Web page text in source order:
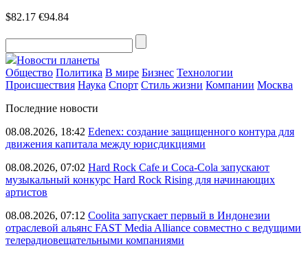
$82.17 €94.84
Новости планеты
Общество Политика В мире Бизнес Технологии
Происшествия Наука Спорт Стиль жизни Компании Москва
Последние новости
08.08.2026, 18:42 Edenex: создание защищенного контура для
движения капитала между юрисдикциями
08.08.2026, 07:02 Hard Rock Cafe и Coca-Cola запускают
музыкальный конкурс Hard Rock Rising для начинающих
артистов
08.08.2026, 07:12 Coolita запускает первый в Индонезии
отраслевой альянс FAST Media Alliance совместно с ведущими
телерадиовещательными компаниями